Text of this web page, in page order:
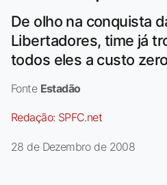
De olho na conquista
Libertadores, time já
todos eles a custo zero
Fonte Estadão
Redação: SPFC.net
28 de Dezembro de 2008